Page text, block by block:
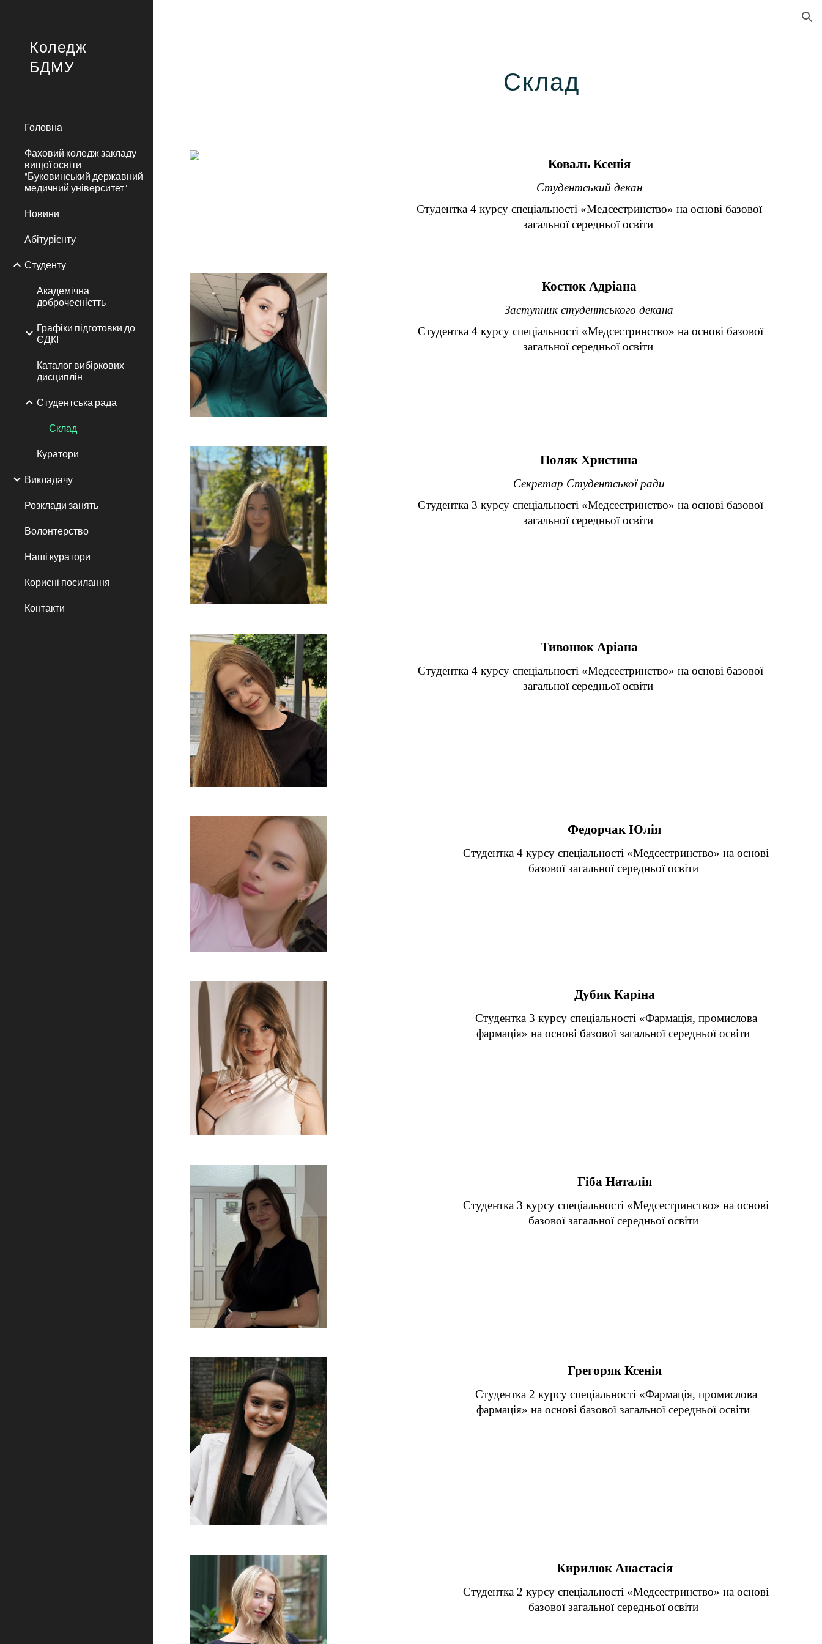
Коледж
БДМУ
Головна
Фаховий коледж закладу
вищої освіти
"Буковинський державний
медичний університет"
Новини
Абітурієнту
Студенту
Академічна
доброчесністть
Графіки підготовки до
ЄДКІ
Каталог вибіркових
дисциплін
Студентська рада
Склад
Куратори
Викладачу
Розклади занять
Волонтерство
Наші куратори
Корисні посилання
Контакти
Склад
Коваль Ксенія
Студентський декан
Студентка 4 курсу спеціальності «Медсестринство» на основі базової
загальної середньої освіти
Костюк Адріана
Заступник студентського декана
Студентка 4 курсу спеціальності «Медсестринство» на основі базової
загальної середньої освіти
Поляк Христина
Секретар Студентської ради
Студентка 3 курсу спеціальності «Медсестринство» на основі базової
загальної середньої освіти
Тивонюк Аріана
Студентка 4 курсу спеціальності «Медсестринство» на основі базової
загальної середньої освіти
Федорчак Юлія
Студентка 4 курсу спеціальності «Медсестринство» на основі
базової загальної середньої освіти
Дубик Каріна
Студентка 3 курсу спеціальності «Фармація, промислова
фармація» на основі базової загальної середньої освіти
Гіба Наталія
Студентка 3 курсу спеціальності «Медсестринство» на основі
базової загальної середньої освіти
Грегоряк Ксенія
Студентка 2 курсу спеціальності «Фармація, промислова
фармація» на основі базової загальної середньої освіти
Кирилюк Анастасія
Студентка 2 курсу спеціальності «Медсестринство» на основі
базової загальної середньої освіти